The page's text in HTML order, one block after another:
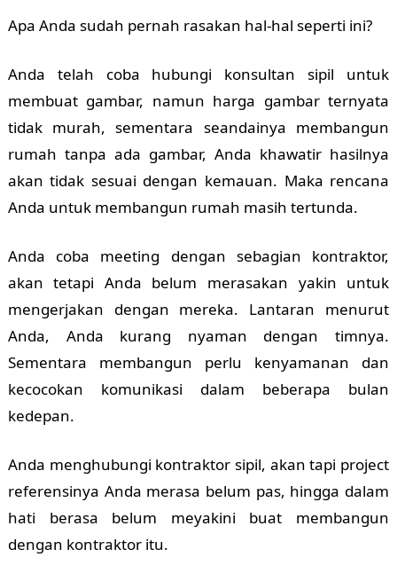
Apa Anda sudah pernah rasakan hal-hal seperti ini?
Anda telah coba hubungi konsultan sipil untuk
membuat gambar, namun harga gambar ternyata
tidak murah, sementara seandainya membangun
rumah tanpa ada gambar, Anda khawatir hasilnya
akan tidak sesuai dengan kemauan. Maka rencana
Anda untuk membangun rumah masih tertunda.
Anda coba meeting dengan sebagian kontraktor,
akan tetapi Anda belum merasakan yakin untuk
mengerjakan dengan mereka. Lantaran menurut
Anda, Anda kurang nyaman dengan timnya.
Sementara membangun perlu kenyamanan dan
kecocokan komunikasi dalam beberapa bulan
kedepan.
Anda menghubungi kontraktor sipil, akan tapi project
referensinya Anda merasa belum pas, hingga dalam
hati berasa belum meyakini buat membangun
dengan kontraktor itu.